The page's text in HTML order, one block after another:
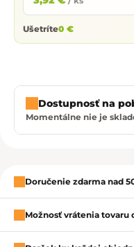
Ušetríte0 €
Zavrieť
Dostupnosť na
Momentálne nie je
Doručenie zdarma nad
Možnosť vrátenia tovaru